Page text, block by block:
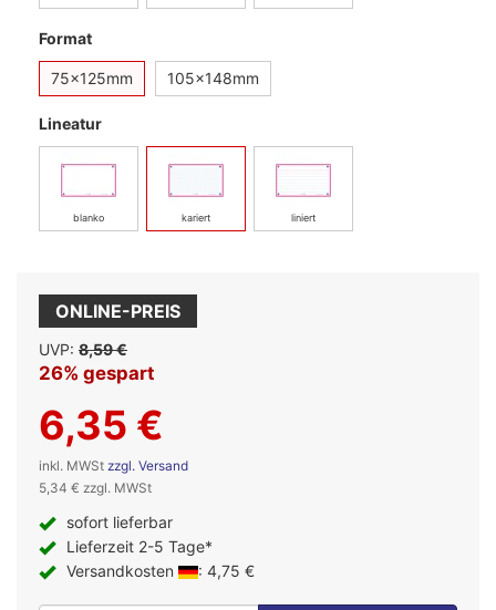
Format
75x125mm 105x148mm
Lineatur
blanko kariert liniert
ONLINE-PREIS
UVP: 8,59 €
26% gespart
6,35 €
inkl. MWSt zzgl. Versand
5,34 € zzgl. MWSt
sofort lieferbar
Lieferzeit 2-5 Tage*
Versandkosten
: 4,75 €